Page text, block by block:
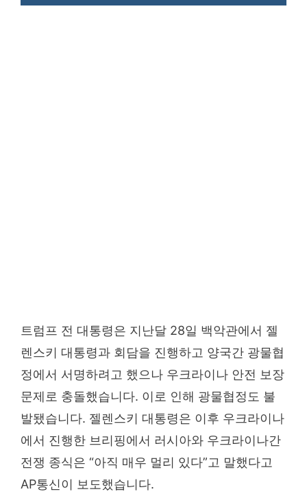
트럼프 전 대통령은 지난달 28일 백악관에서 젤
렌스키 대통령과 회담을 진행하고 양국간 광물협
정에서 서명하려고 했으나 우크라이나 안전 보장
문제로 충돌했습니다. 이로 인해 광물협정도 불
발됐습니다. 젤렌스키 대통령은 이후 우크라이나
에서 진행한 브리핑에서 러시아와 우크라이나간
전쟁 종식은 “아직 매우 멀리 있다”고 말했다고
AP통신이 보도했습니다.